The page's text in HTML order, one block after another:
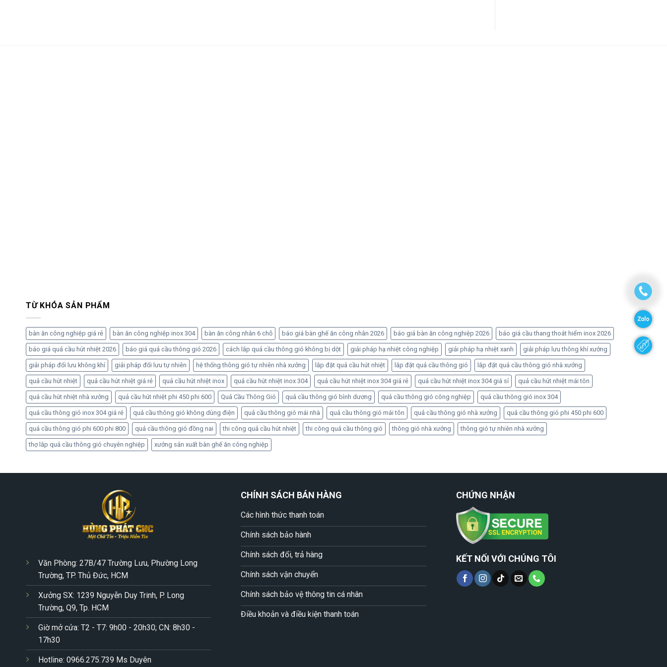
TỪ KHÓA SẢN PHẨM
bàn ăn công nghiệp giá rẻ bàn ăn công nghiệp inox 304 bàn ăn công nhân 6 chỗ báo giá bàn ghế ăn công nhân 2026 báo giá bàn ăn công nghiệp 2026 báo giá cầu thang thoát hiểm inox 2026
báo giá quả cầu hút nhiệt 2026 báo giá quả cầu thông gió 2026 cách lắp quả cầu thông gió không bị dột giải pháp hạ nhiệt công nghiệp giải pháp hạ nhiệt xanh giải pháp lưu thông khí xưởng
giải pháp đối lưu không khí giải pháp đối lưu tự nhiên hệ thống thông gió tự nhiên nhà xưởng lắp đặt quả cầu hút nhiệt lắp đặt quả cầu thông gió lắp đặt quả cầu thông gió nhà xưởng
quả cầu hút nhiệt quả cầu hút nhiệt giá rẻ quả cầu hút nhiệt inox quả cầu hút nhiệt inox 304 quả cầu hút nhiệt inox 304 giá rẻ quả cầu hút nhiệt inox 304 giá sỉ quả cầu hút nhiệt mái tôn
quả cầu hút nhiệt nhà xưởng quả cầu hút nhiệt phi 450 phi 600 Quả Cầu Thông Gió quả cầu thông gió bình dương quả cầu thông gió công nghiệp quả cầu thông gió inox 304
quả cầu thông gió inox 304 giá rẻ quả cầu thông gió không dùng điện quả cầu thông gió mái nhà quả cầu thông gió mái tôn quả cầu thông gió nhà xưởng quả cầu thông gió phi 450 phi 600
quả cầu thông gió phi 600 phi 800 quả cầu thông gió đồng nai thi công quả cầu hút nhiệt thi công quả cầu thông gió thông gió nhà xưởng thông gió tự nhiên nhà xưởng
thợ lắp quả cầu thông gió chuyên nghiệp xưởng sản xuất bàn ghế ăn công nghiệp
Văn Phòng: 27B/47 Trường Lưu, Phường Long
Trường, TP. Thủ Đức, HCM
Xưởng SX: 1239 Nguyễn Duy Trinh, P. Long
Trường, Q9, Tp. HCM
Giờ mở cửa: T2 - T7: 9h00 - 20h30; CN: 8h30 -
17h30
Hotline: 0966.275.739 Ms Duyên
CHÍNH SÁCH BÁN HÀNG
Các hình thức thanh toán
Chính sách bảo hành
Chính sách đổi, trả hàng
Chính sách vận chuyển
Chính sách bảo vệ thông tin cá nhân
Điều khoản và điều kiện thanh toán
CHỨNG NHẬN
KẾT NỐI VỚI CHÚNG TÔI